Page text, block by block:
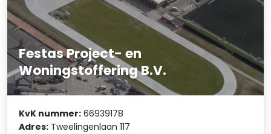
Festas Project- en
Woningstoffering B.V.
KvK nummer: 66939178
Adres: Tweelingenlaan 117